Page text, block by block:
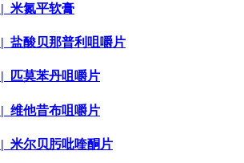
| 米氮平软膏
| 盐酸贝那普利咀嚼片
| 匹莫苯丹咀嚼片
| 维他昔布咀嚼片
| 米尔贝肟吡喹酮片